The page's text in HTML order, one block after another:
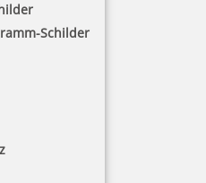
Schilder